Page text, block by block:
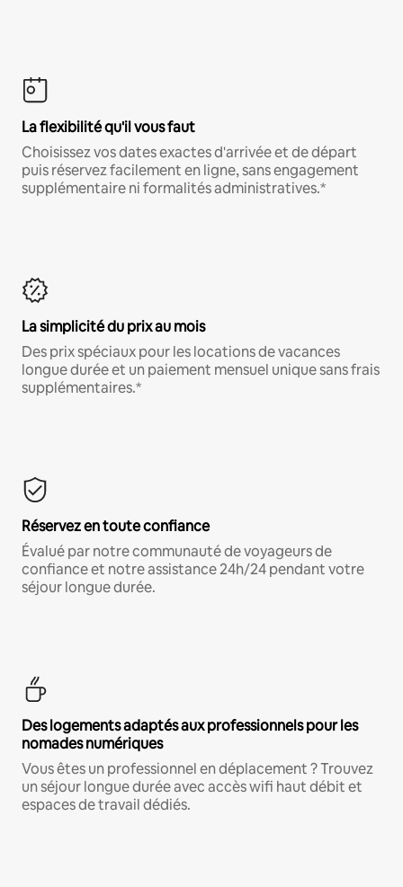
La flexibilité qu'il vous faut
Choisissez vos dates exactes d'arrivée et de départ
puis réservez facilement en ligne, sans engagement
supplémentaire ni formalités administratives.*
La simplicité du prix au mois
Des prix spéciaux pour les locations de vacances
longue durée et un paiement mensuel unique sans frais
supplémentaires.*
Réservez en toute confiance
Évalué par notre communauté de voyageurs de
confiance et notre assistance 24h/24 pendant votre
séjour longue durée.
Des logements adaptés aux professionnels pour les
nomades numériques
Vous êtes un professionnel en déplacement ? Trouvez
un séjour longue durée avec accès wifi haut débit et
espaces de travail dédiés.